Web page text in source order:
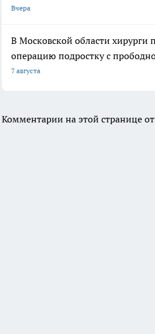
Вчера
В Московской области хирурги
операцию подростку с
7 августа
Комментарии на этой странице